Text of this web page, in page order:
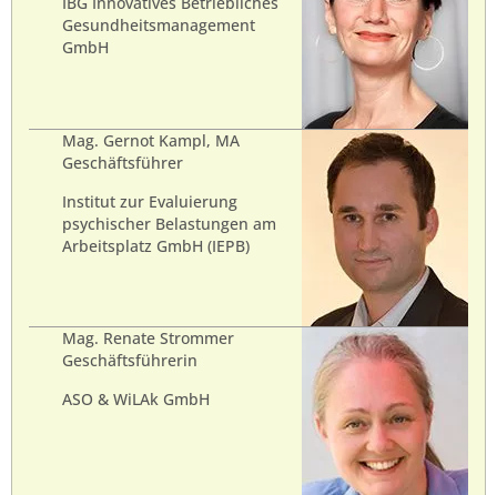
Gesundheitsmanagement
GmbH
Mag. Gernot Kampl, MA
Geschäftsführer
Institut zur Evaluierung
psychischer Belastungen am
Arbeitsplatz GmbH (IEPB)
Mag. Renate Strommer
Geschäftsführerin
ASO & WiLAk GmbH